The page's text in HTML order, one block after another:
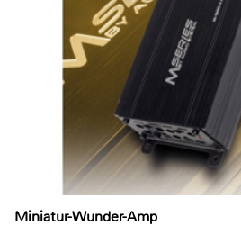
Miniatur-Wunder-Amp